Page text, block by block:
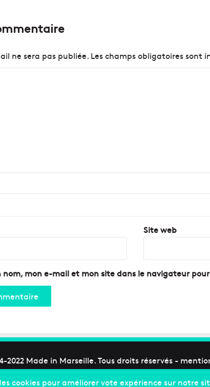
ne sera pas publiée. Les champs obligatoires sont
Site web
nom, mon e-mail et mon site dans le navigateur
2022 Made in Marseille. Tous droits réservés -